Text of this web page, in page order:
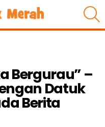
Bergurau” –
Datuk
Berita